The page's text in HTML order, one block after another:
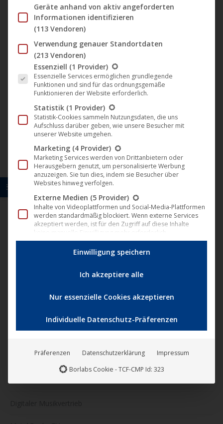
FILM LABELS
Darling Berlin
Artkeim²
M-Square Pictures
B-Spree Pictures
ITN Germany
U1 Films Berlin
Zeitlose Filmkunst
NONFY Documentaries
Weltvertrieb für Filme
Geräte anhand von aktiv angeforderten
Informationen identifizieren
(113 Vendoren)
Verwendung genauer Standortdaten
(213 Vendoren)
Es folgt eine Liste der Service-Gruppen, für die eine
Essenziell (1 Provider)
Essenzielle Services ermöglichen grundlegende
Funktionen und sind für das ordnungsgemäße
Funktionieren der Website erforderlich.
Statistik (1 Provider)
Statistik-Cookies sammeln Nutzungsdaten, die uns
Aufschluss darüber geben, wie unsere Besucher mit
unserer Website umgehen.
Marketing (4 Provider)
Marketing Services werden von Drittanbietern oder
Herausgebern genutzt, um personalisierte Werbung
anzuzeigen. Sie tun dies, indem sie Besucher über
Websites hinweg verfolgen.
Externe Medien (5 Provider)
Inhalte von Videoplattformen und Social-Media-Plattformen
werden standardmäßig blockiert. Wenn externe Services
akzeptiert werden, ist für den Zugriff auf diese Inhalte
keine manuelle Einwilligung mehr erforderlich.
Nicht-TCF-Standard
Einwilligung speichern
Ich akzeptiere alle
Nur essenzielle Cookies akzeptieren
Individuelle Datenschutz-Präferenzen
Präferenzen Datenschutzerklärung
Impressum
Borlabs Cookie - TCF-CMP Id: 323